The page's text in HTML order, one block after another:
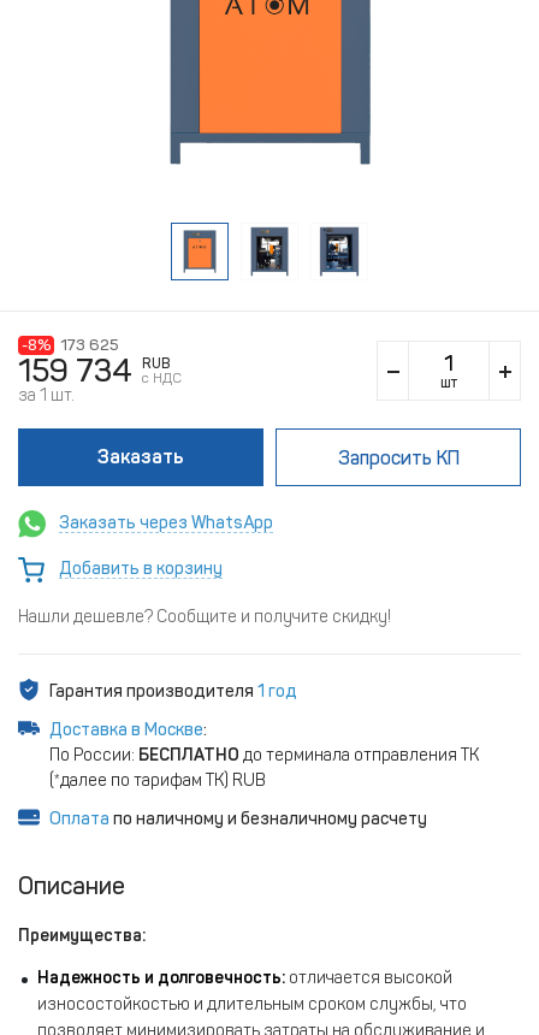
-8% 173 625
159 734
RUB
c НДС
за 1 шт.
шт
Заказать Запросить КП
Заказать через WhatsApp
Добавить в корзину
Нашли дешевле? Сообщите и получите скидку!
Гарантия производителя 1 год
Доставка в Москве:
По России: БЕСПЛАТНО до терминала отправления ТК
(*далее по тарифам ТК) RUB
Оплата по наличному и безналичному расчету
Описание
Преимущества:
Надежность и долговечность: отличается высокой
износостойкостью и длительным сроком службы, что